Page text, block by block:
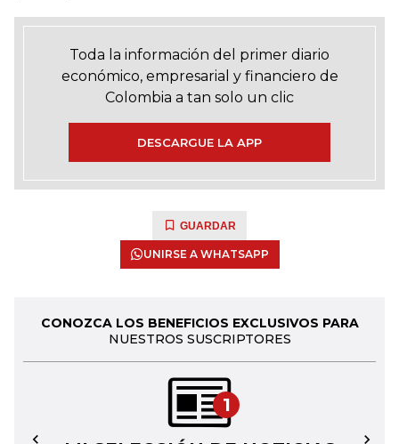
Toda la información del primer diario
económico, empresarial y financiero de
Colombia a tan solo un clic
DESCARGUE LA APP
GUARDAR
UNIRSE A WHATSAPP
CONOZCA LOS BENEFICIOS EXCLUSIVOS PARA
NUESTROS SUSCRIPTORES
1